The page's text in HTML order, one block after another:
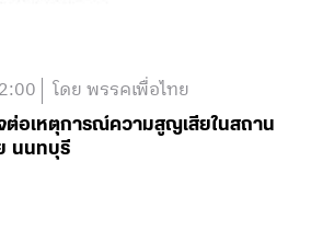
โดย พรรคเพื่อไทย
ต่อเหตุการณ์ความสูญเสียในสถาน
นนทบุรี